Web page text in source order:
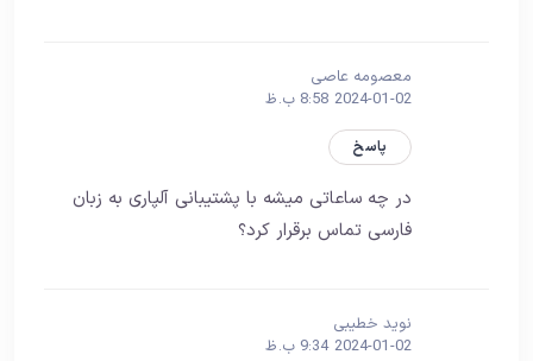
معصومه عاصی
2024-01-02 8:58 ب.ظ
پاسخ
در چه ساعاتی میشه با پشتیبانی آلپاری به زبان
فارسی تماس برقرار کرد؟
نوید خطیبی
2024-01-02 9:34 ب.ظ